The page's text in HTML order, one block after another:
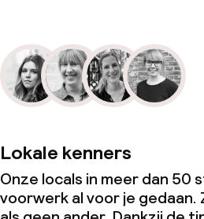
Lokale kenners
Onze locals in meer dan 50
voorwerk al voor je gedaan.